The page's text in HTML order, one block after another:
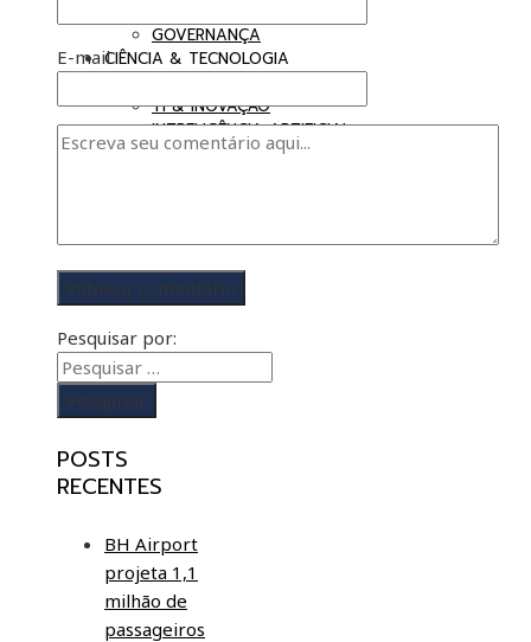
GOVERNANÇA
CIÊNCIA & TECNOLOGIA
TI & INOVAÇÃO
INTRELIGÊNCIA ARTIFICIAL
E-mail
Pesquisar por:
POSTS
RECENTES
BH Airport
projeta 1,1
milhão de
passageiros